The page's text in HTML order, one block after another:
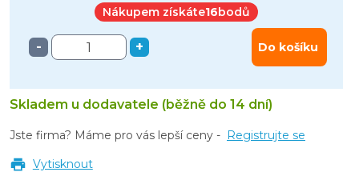
Nákupem získáte16bodů
- + Do košíku
Skladem u dodavatele (běžně do 14 dní)
Jste firma? Máme pro vás lepší ceny - Registrujte se
Vytisknout